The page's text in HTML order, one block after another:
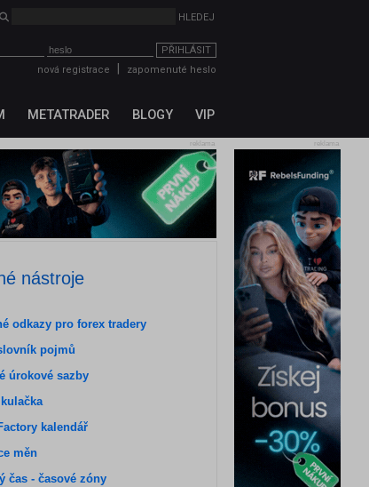
PŘIHLÁSIT
nová registrace
zapomenuté heslo
METATRADER BLOGY VIP
reklama
reklama
nástroje
odkazy pro forex tradery
pojmů
úrokové sazby
kalendář
měn
čas - časové zóny